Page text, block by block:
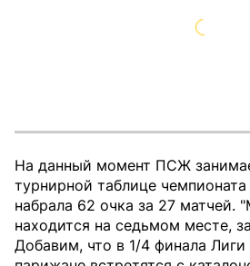
На данный момент ПСЖ
турнирной таблице
набрала 62 очка за 27 матчей.
находится на седьмом месте,
Добавим, что в 1/4 финала